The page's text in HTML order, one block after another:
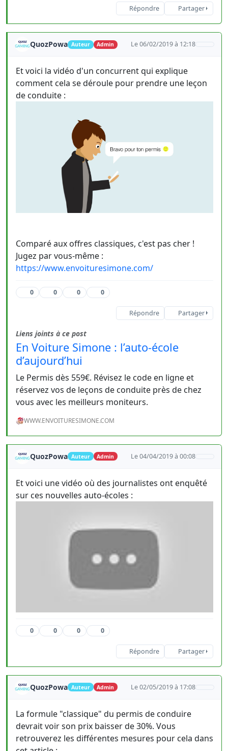
Répondre Partager
QuozPowa Auteur Admin Le 06/02/2019 à 12:18
Et voici la vidéo d'un concurrent qui explique
comment cela se déroule pour prendre une leçon
de conduite :
Comparé aux offres classiques, c'est pas cher !
Jugez par vous-même :
https://www.envoituresimone.com/
0 0 0 0
Répondre Partager
Liens joints à ce post
En Voiture Simone : l’auto-école
d’aujourd’hui
Le Permis dès 559€. Révisez le code en ligne et
réservez vos de leçons de conduite près de chez
vous avec les meilleurs moniteurs.
WWW.ENVOITURESIMONE.COM
QuozPowa Auteur Admin Le 04/04/2019 à 00:08
Et voici une vidéo où des journalistes ont enquêté
sur ces nouvelles auto-écoles :
0 0 0 0
Répondre Partager
QuozPowa Auteur Admin Le 02/05/2019 à 17:08
La formule "classique" du permis de conduire
devrait voir son prix baisser de 30%. Vous
retrouverez les différentes mesures pour cela dans